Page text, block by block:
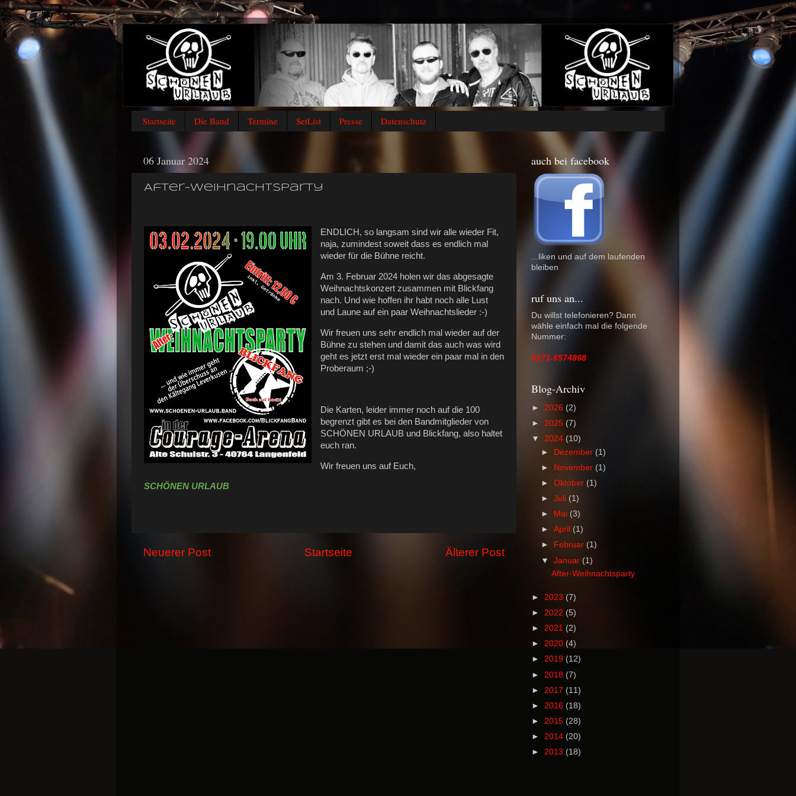
Startseite Die Band Termine SetList Presse Datenschutz
06 Januar 2024
After-Weihnachtsparty
ENDLICH, so langsam sind wir alle wieder Fit,
naja, zumindest soweit dass es endlich mal
wieder für die Bühne reicht.
Am 3. Februar 2024 holen wir das abgesagte
Weihnachtskonzert zusammen mit Blickfang
nach. Und wie hoffen ihr habt noch alle Lust
und Laune auf ein paar Weihnachtslieder :-)
Wir freuen uns sehr endlich mal wieder auf der
Bühne zu stehen und damit das auch was wird
geht es jetzt erst mal wieder ein paar mal in den
Proberaum ;-)
Die Karten, leider immer noch auf die 100
begrenzt gibt es bei den Bandmitglieder von
SCHÖNEN URLAUB und Blickfang, also haltet
euch ran.
Wir freuen uns auf Euch,
SCHÖNEN URLAUB
Neuerer Post Älterer Post
Startseite
auch bei facebook
...liken und auf dem laufenden
bleiben
ruf uns an...
Du willst telefonieren? Dann
wähle einfach mal die folgende
Nummer:
0171-6574868
Blog-Archiv
► 2026 (2)
► 2025 (7)
▼ 2024 (10)
► Dezember (1)
►
November (1)
►Oktober (1)
►Juli (1)
►
Mai (3)
►April (1)
►
Februar (1)
▼Januar (1)
After-Weihnachtsparty
► 2023 (7)
► 2022 (5)
► 2021 (2)
► 2020 (4)
► 2019 (12)
► 2018 (7)
► 2017 (11)
► 2016 (18)
► 2015 (28)
► 2014 (20)
► 2013 (18)